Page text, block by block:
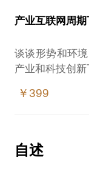
上，全职团队有
的阶段，在天
音，下一轮融
道。
产品众筹和股
产业互联网周
谈谈形势和环
产业和科技创
者？“募投管退”
PE/VC这些创投
￥399
自述